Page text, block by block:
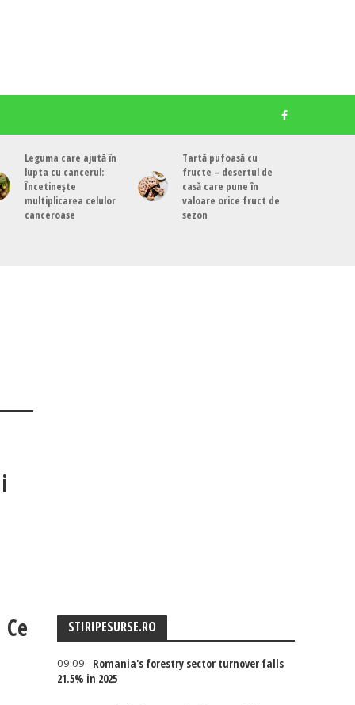
Leguma care ajută în
lupta cu cancerul:
Încetinește
multiplicarea celulor
canceroase
Tartă pufoasă cu
fructe – desertul de
casă care pune în
valoare orice fruct de
sezon
STIRIPESURSE.RO
09:09
Romania's forestry sector turnover falls
21.5% in 2025